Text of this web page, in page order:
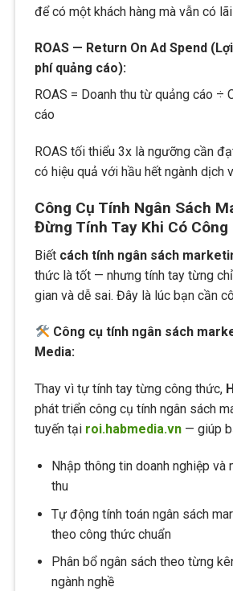
để có một khách hàng mà vẫn có
ROAS — Return On Ad Spend
phí quảng cáo):
ROAS = Doanh thu từ quảng cáo ÷
cáo
ROAS tối thiểu 3x là ngưỡng cần
có hiệu quả với hầu hết ngành dịch
Công Cụ Tính Ngân Sách
Đừng Tính Tay Khi Có Công
Biết cách tính ngân sách
thức là tốt — nhưng tính tay từng
gian và dễ sai. Đây là lúc bạn cần
Công cụ tính ngân sách
Media:
Thay vì tự tính tay từng công thức,
phát triển công cụ tính ngân sách
tuyến tại roi.habmedia.vn — giúp
Nhập thông tin doanh nghiệp và
thu
Tự động tính toán ngân sách
theo công thức chuẩn
Phân bổ ngân sách theo từng
ngành nghề